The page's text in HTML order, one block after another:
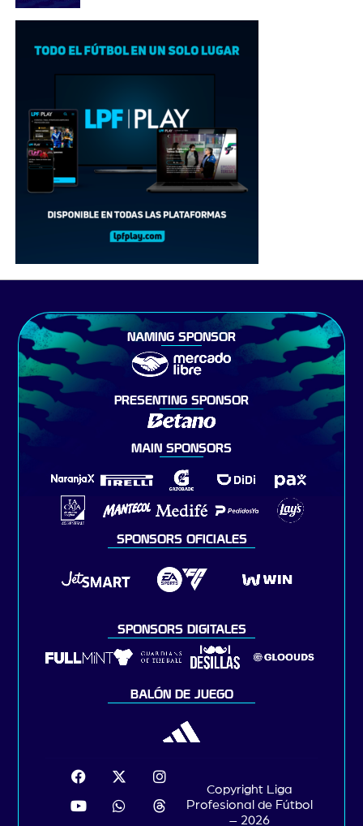
NAMING SPONSOR
PRESENTING SPONSOR
MAIN SPONSORS
SPONSORS OFICIALES
SPONSORS DIGITALES
BALÓN DE JUEGO
Copyright Liga
Profesional de Fútbol
– 2026